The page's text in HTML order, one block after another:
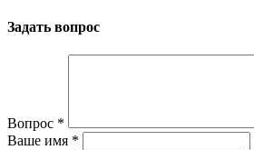
Задать вопрос
Вопрос *
Ваше имя *